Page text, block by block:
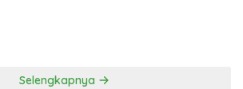
Selengkapnya